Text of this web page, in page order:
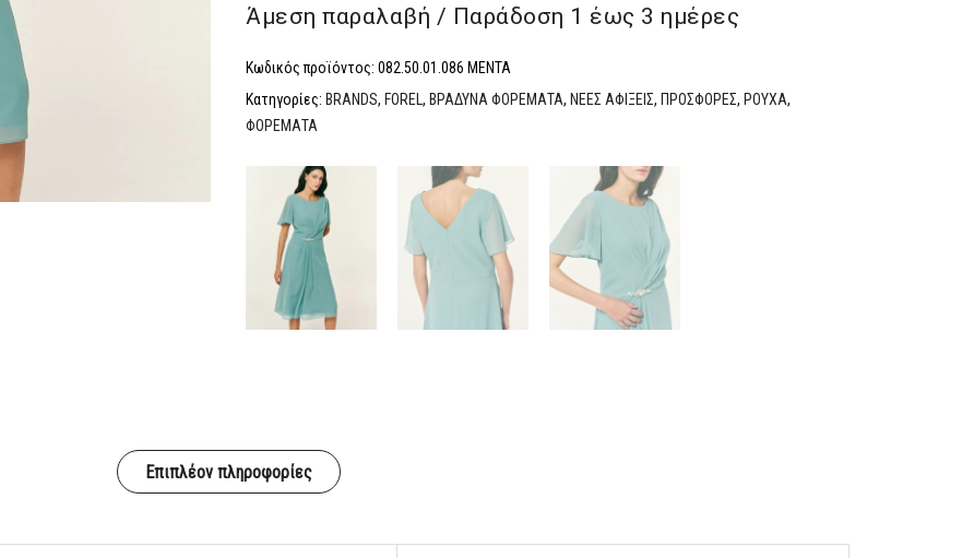
Άμεση παραλαβή / Παράδoση 1 έως 3 ημέρες
Κωδικός προϊόντος: 082.50.01.086 MENTA
Κατηγορίες: BRANDS, FOREL , ΒΡΑΔΥΝΑ ΦΟΡΕΜΑΤΑ, ΝΕΕΣ ΑΦΙΞΕΙΣ, ΠΡΟΣΦΟΡΕΣ, ΡΟΥΧΑ,
ΦΟΡΕΜΑΤΑ
Επιπλέον πληροφορίες